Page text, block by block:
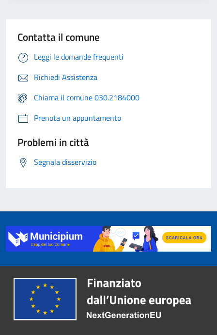
Contatta il comune
Leggi le domande frequenti
Richiedi Assistenza
Chiama il comune 030.2184000
Prenota un appuntamento
Problemi in città
Segnala disservizio